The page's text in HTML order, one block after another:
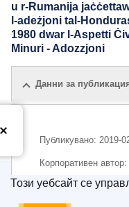
u r-Rumanija
l-adeżjoni tal-
1980 dwar l-Aspetti
Minuri - Adozzjoni
Данни за
Публикувано: 2019-
Корпоративен aвтор:
IMMC : ST 5106
Служба за
Този уебсайт се